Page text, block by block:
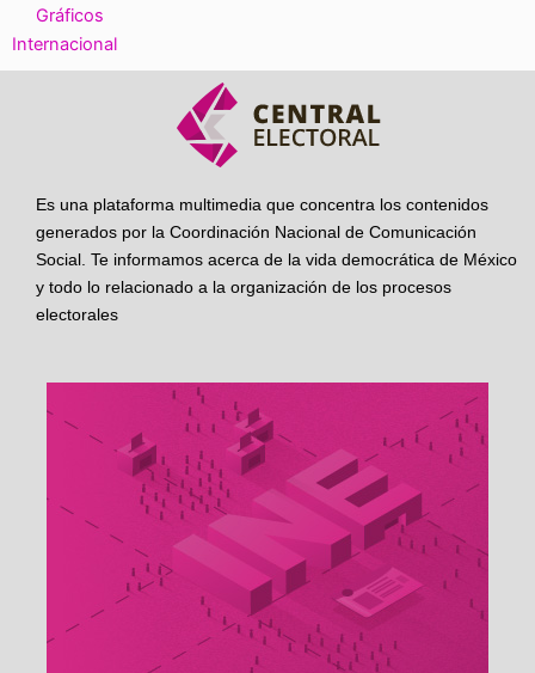
Gráficos
Internacional
Es una plataforma multimedia que concentra los contenidos
generados por la Coordinación Nacional de Comunicación
Social. Te informamos acerca de la vida democrática de México
y todo lo relacionado a la organización de los procesos
electorales